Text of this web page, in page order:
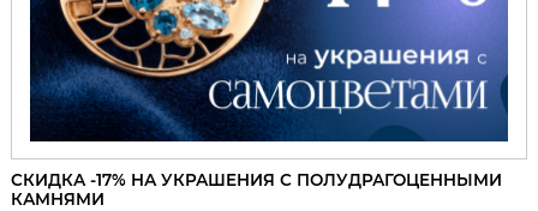
СКИДКА -17% НА УКРАШЕНИЯ С ПОЛУДРАГОЦЕННЫМИ
КАМНЯМИ